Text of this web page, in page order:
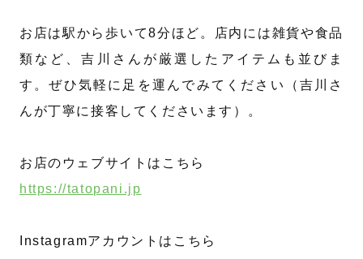
お店は駅から歩いて8分ほど。店内には雑貨や食品
類など、吉川さんが厳選したアイテムも並びま
す。ぜひ気軽に足を運んでみてください（吉川さ
んが丁寧に接客してくださいます）。
お店のウェブサイトはこちら
https://tatopani.jp
Instagramアカウントはこちら